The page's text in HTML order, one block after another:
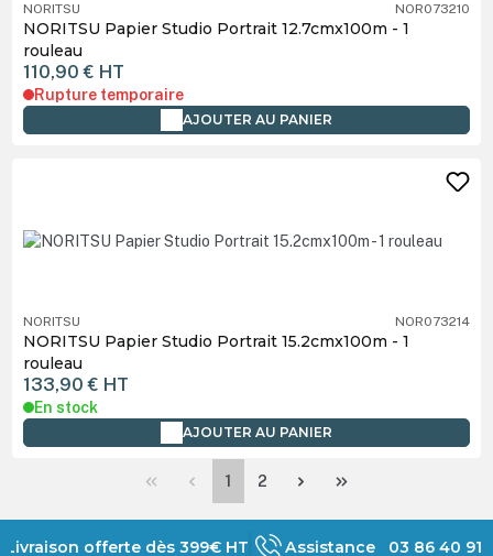
NORITSU NOR073210
NORITSU Papier Studio Portrait 12.7cmx100m - 1
rouleau
110,90 € HT
Rupture temporaire
AJOUTER AU PANIER
NORITSU NOR073214
NORITSU Papier Studio Portrait 15.2cmx100m - 1
rouleau
133,90 € HT
En stock
AJOUTER AU PANIER
Page
1 Page
2
Livraison offerte dès 399€ HT Assistance 03 86 40 91